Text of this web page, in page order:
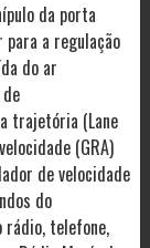
da porta
a regulação
do ar
trajetória (Lane
(GRA)
de velocidade
do
rádio, telefone,